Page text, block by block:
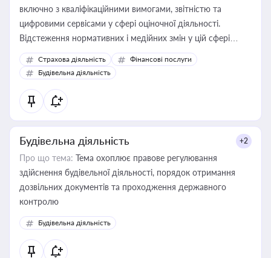
включно з кваліфікаційними вимогами, звітністю та
цифровими сервісами у сфері оціночної діяльності.
Відстеження нормативних і медійних змін у цій сфері
корисне для власника бізнесу, керівника, юриста або
бухгалтера під час оподаткування, приватизації, оренди
державного майна, корпоративних угод і перевірки
статусу суб'єктів оціночної діяльності
Страхова діяльність
Фінансові послуги
Будівельна діяльність
Будівельна діяльність +2
Про що тема: Тема охоплює правове регулювання
здійснення будівельної діяльності, порядок отримання
дозвільних документів та проходження державного
контролю
Будівельна діяльність